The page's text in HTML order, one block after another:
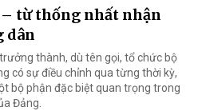
– từ thống nhất nhận
dân
thành, dù tên gọi, tổ chức bộ
có sự điều chỉnh qua từng thời kỳ,
bộ phận đặc biệt quan trọng trong
Đảng.